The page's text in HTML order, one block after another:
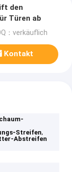
den
Türen ab
：verkäuflich
Kontakt
Streifen,
Abstreifen